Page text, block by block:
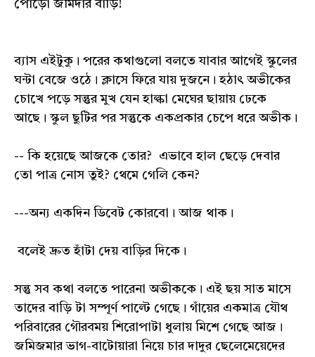
পোড়ো জমিদার বাড়ি!
ব্যাস এইটুকু। পরের কথাগুলো বলতে যাবার আগেই স্কুলের
ঘন্টা বেজে ওঠে। ক্লাসে ফিরে যায় দুজনে। হঠাৎ অভীকের
চোখে পড়ে সন্তুর মুখ যেন হাল্কা মেঘের ছায়ায় ঢেকে
আছে। স্কুল ছুটির পর সন্তুকে একপ্রকার চেপে ধরে অভীক।
-- কি হয়েছে আজকে তোর? এভাবে হাল ছেড়ে দেবার
তো পাত্র নোস তুই? থেমে গেলি কেন?
---অন্য একদিন ডিবেট কোরবো। আজ থাক।
বলেই দ্রুত হাঁটা দেয় বাড়ির দিকে।
সন্তু সব কথা বলতে পারেনা অভীককে। এই ছয় সাত মাসে
তাদের বাড়ি টা সম্পূর্ণ পাল্টে গেছে। গাঁয়ের একমাত্র যৌথ
পরিবারের গৌরবময় শিরোপাটা ধুলায় মিশে গেছে আজ।
জমিজমার ভাগ-বাটোয়ারা নিয়ে চার দাদুর ছেলেমেয়েদের